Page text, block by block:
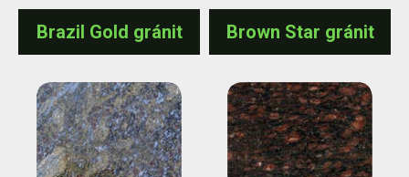
Brazil Gold gránit Brown Star gránit